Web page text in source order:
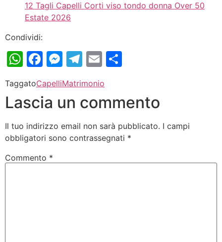
12 Tagli Capelli Corti viso tondo donna Over 50
Estate 2026
Condividi:
WhatsApp
Facebook
Messenger
Telegram
Email
TaggatoCapelliMatrimonio
Lascia un commento
Il tuo indirizzo email non sarà pubblicato. I campi
obbligatori sono contrassegnati *
Commento *